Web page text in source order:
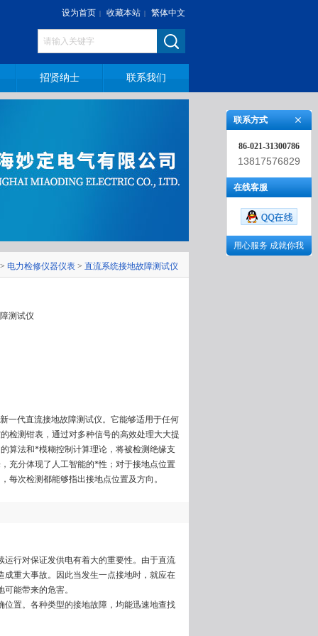
设为首页 | 收藏本站 | 繁体中文
招贤纳士 联系我们
电力检修仪器仪表 > 直流系统接地故障测试仪
测试仪
一代直流接地故障测试仪。它能够适用于任何
检测钳表，通过对多种信号的高效处理大大提
算法和*模糊控制计算理论，将被检测绝缘支
充分体现了人工智能的*性；对于接地点位置
每次检测都能够指出接地点位置及方向。
行对保证发供电有着大的重要性。由于直流
重大事故。因此当发生一点接地时，就应在
能带来的危害。
置。各种类型的接地故障，均能迅速地查找
联系方式
86-021-31300786
13817576829
在线客服
用心服务 成就你我